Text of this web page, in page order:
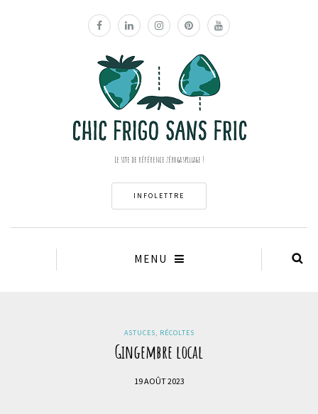
Le site de référence zéro gaspillage !
INFOLETTRE
MENU
ASTUCES, RÉCOLTES
Gingembre local
19 AOÛT 2023